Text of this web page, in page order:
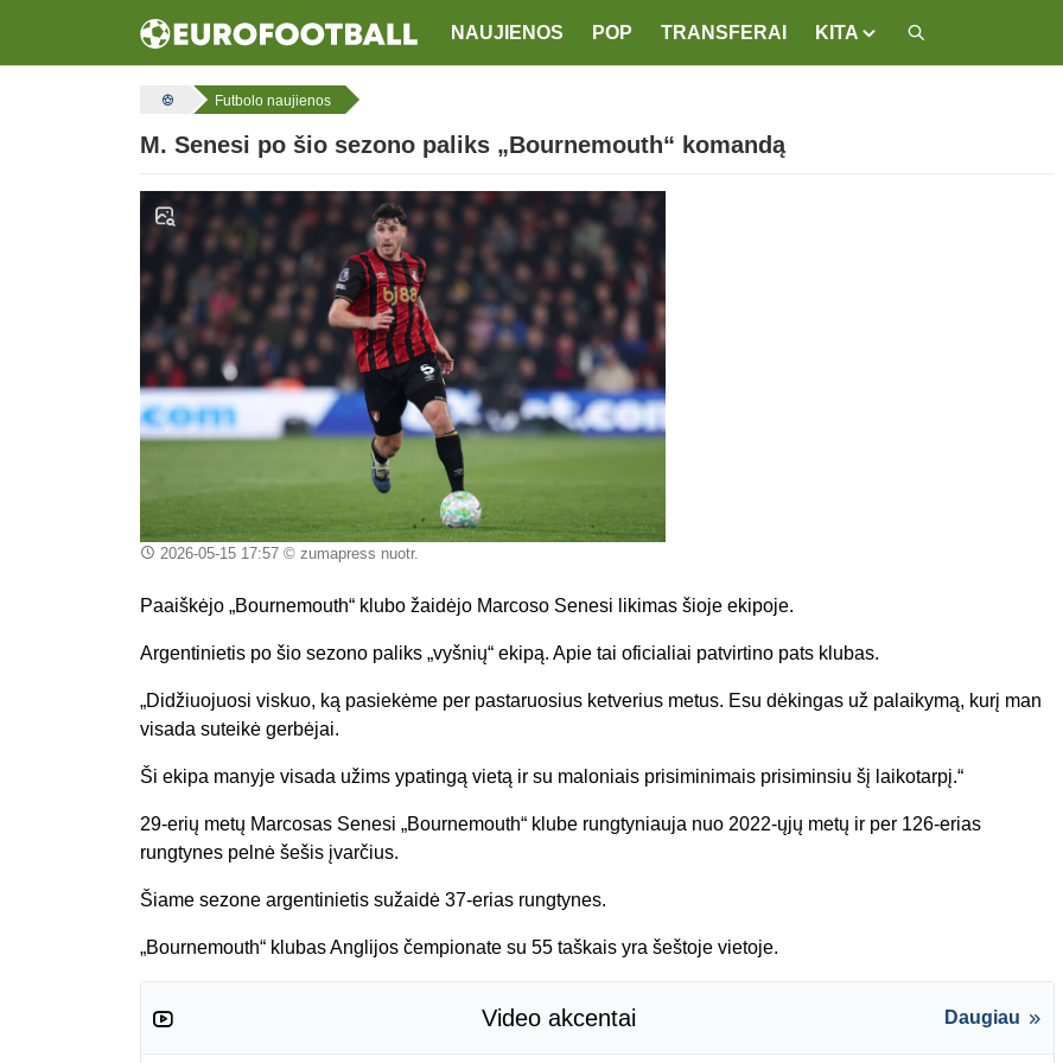
NAUJIENOS POP TRANSFERAI KITA
Futbolo naujienos
M. Senesi po šio sezono paliks „Bournemouth“ komandą
2026-05-15 17:57© zumapress nuotr.
Paaiškėjo „Bournemouth“ klubo žaidėjo Marcoso Senesi likimas šioje ekipoje.
Argentinietis po šio sezono paliks „vyšnių“ ekipą. Apie tai oficialiai patvirtino pats klubas.
„Didžiuojuosi viskuo, ką pasiekėme per pastaruosius ketverius metus. Esu dėkingas už palaikymą, kurį man
visada suteikė gerbėjai.
Ši ekipa manyje visada užims ypatingą vietą ir su maloniais prisiminimais prisiminsiu šį laikotarpį.“
29-erių metų Marcosas Senesi „Bournemouth“ klube rungtyniauja nuo 2022-ųjų metų ir per 126-erias
rungtynes pelnė šešis įvarčius.
Šiame sezone argentinietis sužaidė 37-erias rungtynes.
„Bournemouth“ klubas Anglijos čempionate su 55 taškais yra šeštoje vietoje.
Video akcentai Daugiau